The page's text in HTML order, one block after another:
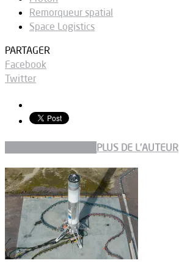
Remorqueur spatial
Space Logistics
PARTAGER
Facebook
Twitter
PLUS DE L'AUTEUR